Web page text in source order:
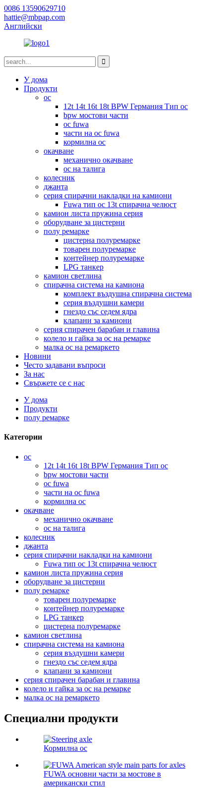
0086 13590629710
hattie@mbpap.com
Английски
У дома
Продукти
ос
12t 14t 16t 18t BPW Германия Тип ос
bpw мостови части
ос fuwa
части на ос fuwa
кормилна ос
окачване
механично окачване
ос на талига
колесник
джанта
серия спирачни накладки на камиони
Fuwa тип ос 13t спирачна челюст
камион листа пружина серия
оборудване за цистерни
полу ремарке
цистерна полуремарке
товарен полуремарке
контейнер полуремарке
LPG танкер
камион светлина
спирачна система на камиона
комплект въздушна спирачна система
серия въздушни камери
гнездо със седем ядра
клапани за камиони
серия спирачен барабан и главина
колело и гайка за ос на ремарке
малка ос на ремаркето
Новини
Често задавани въпроси
За нас
Свържете се с нас
У дома
Продукти
полу ремарке
Категории
ос
12t 14t 16t 18t BPW Германия Тип ос
bpw мостови части
ос fuwa
части на ос fuwa
кормилна ос
окачване
механично окачване
ос на талига
колесник
джанта
серия спирачни накладки на камиони
Fuwa тип ос 13t спирачна челюст
камион листа пружина серия
оборудване за цистерни
полу ремарке
товарен полуремарке
контейнер полуремарке
LPG танкер
цистерна полуремарке
камион светлина
спирачна система на камиона
серия въздушни камери
гнездо със седем ядра
клапани за камиони
серия спирачен барабан и главина
колело и гайка за ос на ремарке
малка ос на ремаркето
Специални продукти
Кормилна ос
FUWA основни части за мостове в
американски стил